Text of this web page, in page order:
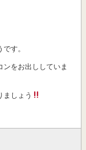
す。
をお出ししていま
しょう